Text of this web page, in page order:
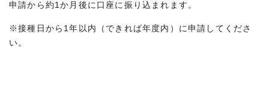
申請から約1か月後に口座に振り込まれます。
※接種日から1年以内（できれば年度内）に申請してくださ
い。